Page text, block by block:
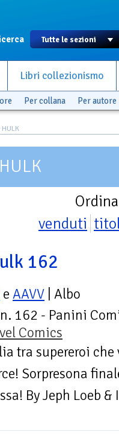
Libri collezionismo
Per collana Per autore
HULK
venduti
162
e AAVV | Albo
n. 162 - Panini
Comics
tra supereroi
Sorpresona
By Jeph Loeb